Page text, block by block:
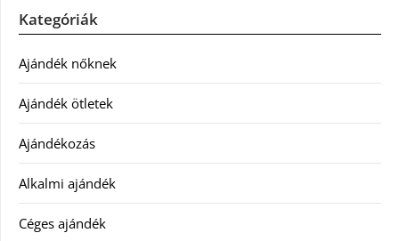
Kategóriák
Ajándék nőknek
Ajándék ötletek
Ajándékozás
Alkalmi ajándék
Céges ajándék